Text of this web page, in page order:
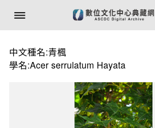
中文種名:青楓
學名:Acer serrulatum Hayata